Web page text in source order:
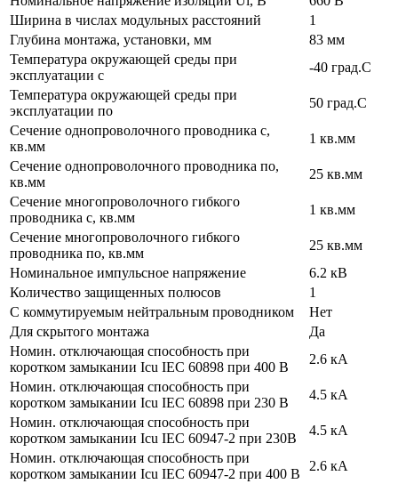
Ширина в числах модульных расстояний
1
Глубина монтажа, установки, мм
83 мм
Температура окружающей среды при
эксплуатации с
-40 град.C
Температура окружающей cреды при
эксплуатации по
50 град.C
Сечение однопроволочного проводника с,
кв.мм
1 кв.мм
Сечение однопроволочного проводника по,
кв.мм
25 кв.мм
Сечение многопроволочного гибкого
проводника с, кв.мм
1 кв.мм
Сечение многопроволочного гибкого
проводника по, кв.мм
25 кв.мм
Номинальное импульсное напряжение
6.2 кВ
Количество защищенных полюсов
1
С коммутируемым нейтральным проводником
Нет
Для скрытого монтажа
Да
Номин. отключающая способность при
коротком замыкании Icu IEC 60898 при 400 В
2.6 кА
Номин. отключающая способность при
коротком замыкании Icu IEC 60898 при 230 В
4.5 кА
Номин. отключающая способность при
коротком замыкании Icu IEC 60947-2 при 230В
4.5 кА
Номин. отключающая способность при
коротком замыкании Icu IEC 60947-2 при 400 В
2.6 кА